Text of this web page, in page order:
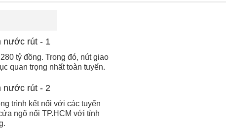
tỷ đồng. Trong đó, nút giao
quan trọng nhất toàn tuyến.
trình kết nối với các tuyến
ngõ nối TP.HCM với tỉnh